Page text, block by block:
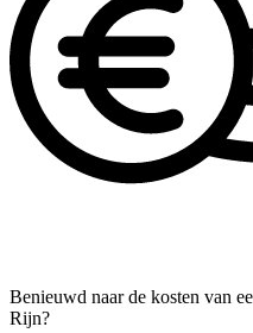
Benieuwd naar de kosten van
Rijn?